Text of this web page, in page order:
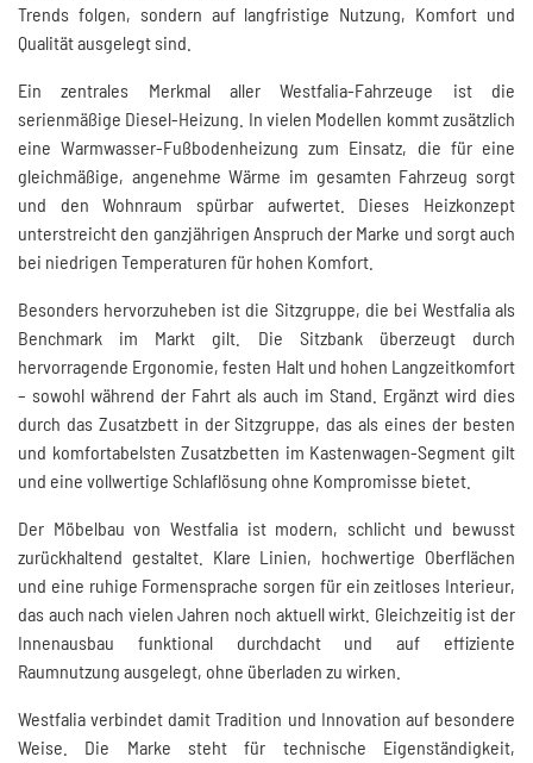
Trends folgen, sondern auf langfristige Nutzung, Komfort und
Qualität ausgelegt sind.
Ein zentrales Merkmal aller Westfalia-Fahrzeuge ist die
serienmäßige Diesel-Heizung. In vielen Modellen kommt zusätzlich
eine Warmwasser-Fußbodenheizung zum Einsatz, die für eine
gleichmäßige, angenehme Wärme im gesamten Fahrzeug sorgt
und den Wohnraum spürbar aufwertet. Dieses Heizkonzept
unterstreicht den ganzjährigen Anspruch der Marke und sorgt auch
bei niedrigen Temperaturen für hohen Komfort.
Besonders hervorzuheben ist die Sitzgruppe, die bei Westfalia als
Benchmark im Markt gilt. Die Sitzbank überzeugt durch
hervorragende Ergonomie, festen Halt und hohen Langzeitkomfort
– sowohl während der Fahrt als auch im Stand. Ergänzt wird dies
durch das Zusatzbett in der Sitzgruppe, das als eines der besten
und komfortabelsten Zusatzbetten im Kastenwagen-Segment gilt
und eine vollwertige Schlaflösung ohne Kompromisse bietet.
Der Möbelbau von Westfalia ist modern, schlicht und bewusst
zurückhaltend gestaltet. Klare Linien, hochwertige Oberflächen
und eine ruhige Formensprache sorgen für ein zeitloses Interieur,
das auch nach vielen Jahren noch aktuell wirkt. Gleichzeitig ist der
Innenausbau funktional durchdacht und auf effiziente
Raumnutzung ausgelegt, ohne überladen zu wirken.
Westfalia verbindet damit Tradition und Innovation auf besondere
Weise. Die Marke steht für technische Eigenständigkeit,